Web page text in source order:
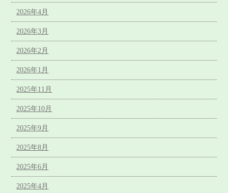
2026年4月
2026年3月
2026年2月
2026年1月
2025年11月
2025年10月
2025年9月
2025年8月
2025年6月
2025年4月